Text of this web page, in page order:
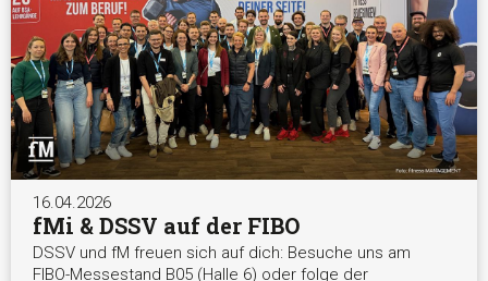
16.04.2026
fMi & DSSV auf der FIBO
DSSV und fM freuen sich auf dich: Besuche uns am
FIBO-Messestand B05 (Halle 6) oder folge der